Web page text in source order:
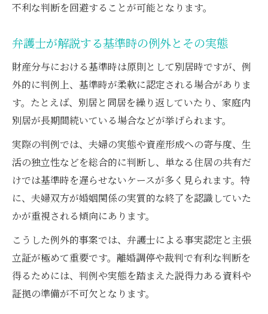
不利な判断を回避することが可能となります。
弁護士が解説する基準時の例外とその実態
財産分与における基準時は原則として別居時ですが、例
外的に判例上、基準時が柔軟に認定される場合がありま
す。たとえば、別居と同居を繰り返していたり、家庭内
別居が長期間続いている場合などが挙げられます。
実際の判例では、夫婦の実態や資産形成への寄与度、生
活の独立性などを総合的に判断し、単なる住居の共有だ
けでは基準時を遅らせないケースが多く見られます。特
に、夫婦双方が婚姻関係の実質的な終了を認識していた
かが重視される傾向にあります。
こうした例外的事案では、弁護士による事実認定と主張
立証が極めて重要です。離婚調停や裁判で有利な判断を
得るためには、判例や実態を踏まえた説得力ある資料や
証拠の準備が不可欠となります。